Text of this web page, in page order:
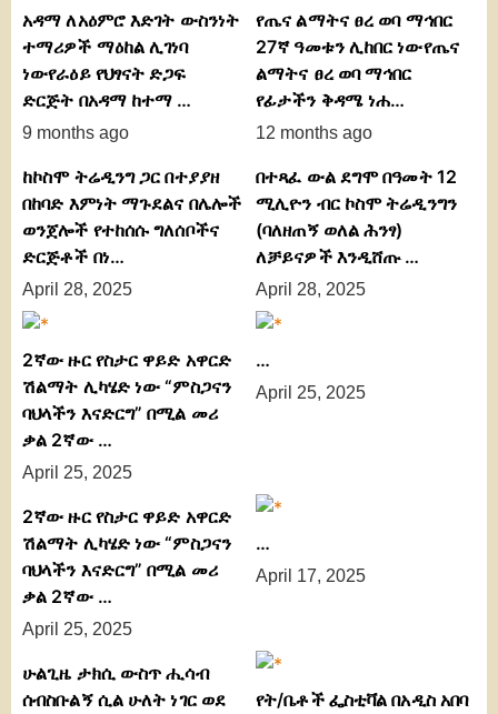
አዳማ ለአዕምሮ እድገት ውስንነት
ተማሪዎች ማዕከል ሊገነባ
ነውየራዕይ የህፃናት ድጋፍ
ድርጅት በአዳማ ከተማ …
9 months ago
የጤና ልማትና ፀረ ወባ ማኅበር
27ኛ ዓመቱን ሊከበር ነውየጤና
ልማትና ፀረ ወባ ማኅበር
የፊታችን ቅዳሜ ነሐ…
12 months ago
ከኮስሞ ትሬዲንግ ጋር በተያያዘ
በከባድ እምነት ማጉደልና በሌሎች
ወንጀሎች የተከሰሱ ግለሰቦችና
ድርጅቶች በነ…
April 28, 2025
በተጻፈ ውል ደግሞ በዓመት 12
ሚሊዮን ብር ኮስሞ ትሬዲንግን
(ባለዘጠኝ ወለል ሕንፃ)
ለቻይናዎች እንዲሸጡ …
April 28, 2025
2ኛው ዙር የስታር ዋይድ አዋርድ
ሽልማት ሊካሄድ ነው “ምስጋናን
ባህላችን እናድርግ” በሚል መሪ
ቃል 2ኛው …
April 25, 2025
…
April 25, 2025
2ኛው ዙር የስታር ዋይድ አዋርድ
ሽልማት ሊካሄድ ነው “ምስጋናን
ባህላችን እናድርግ” በሚል መሪ
ቃል 2ኛው …
April 25, 2025
…
April 17, 2025
ሁልጊዜ ታክሲ ውስጥ ሒሳብ
ሰብስቡልኝ ሲል ሁለት ነገር ወደ
የት/ቤቶች ፌስቲቫል በአዲስ አበባ